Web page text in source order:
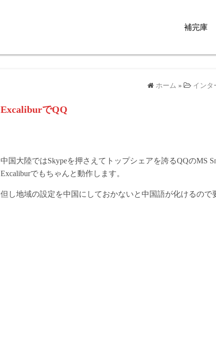
補完庫
ホーム » インタ
ExcaliburでQQ
中国大陸ではSkypeを押さえてトップシェアを誇るQQのMS
Excaliburでもちゃんと動作します。
但し地域の設定を中国にしておかないと中国語が化けるので